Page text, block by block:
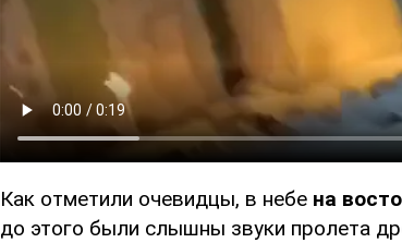
Как отметили очевидцы, в небе на
до этого были слышны звуки пролета